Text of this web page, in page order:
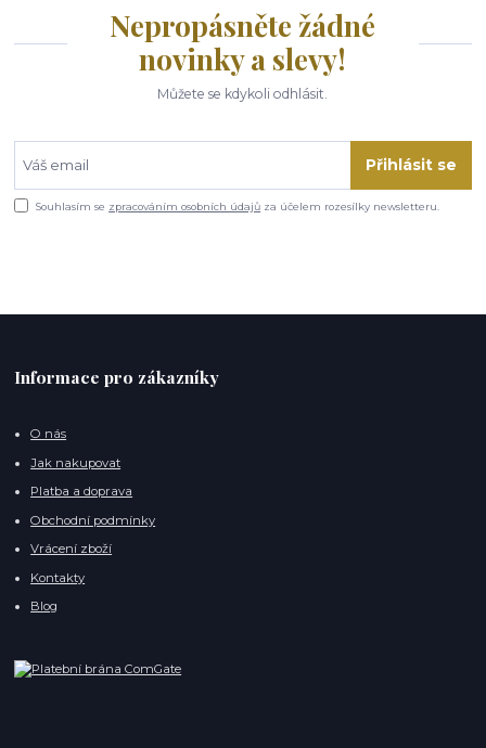
Nepropásněte žádné
novinky a slevy!
Můžete se kdykoli odhlásit.
Přihlásit se
Souhlasím se zpracováním osobních údajů za účelem rozesílky newsletteru.
Informace pro zákazníky
O nás
Jak nakupovat
Platba a doprava
Obchodní podmínky
Vrácení zboží
Kontakty
Blog